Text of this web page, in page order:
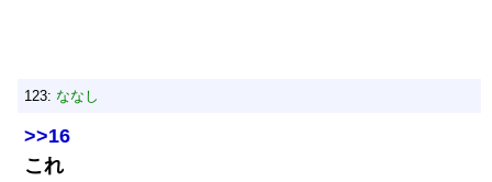
123: ななし
>>16
これ